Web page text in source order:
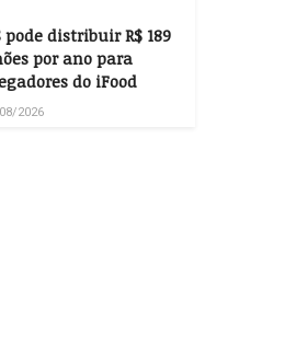
pode distribuir R$ 189
por ano para
do iFood
2026